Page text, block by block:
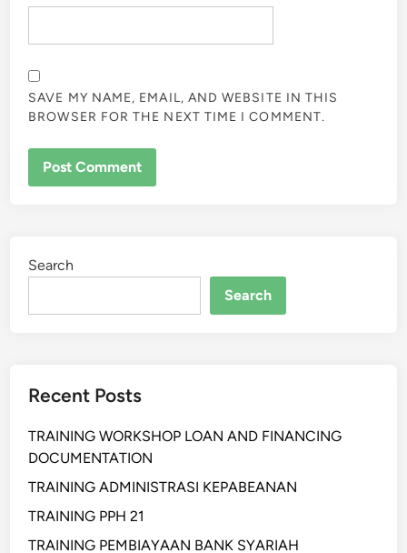
SAVE MY NAME, EMAIL, AND WEBSITE IN THIS
BROWSER FOR THE NEXT TIME I COMMENT.
Search
Search
Recent Posts
TRAINING WORKSHOP LOAN AND FINANCING
DOCUMENTATION
TRAINING ADMINISTRASI KEPABEANAN
TRAINING PPH 21
TRAINING PEMBIAYAAN BANK SYARIAH